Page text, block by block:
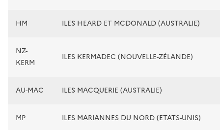
HM ILES HEARD ET MCDONALD (AUSTRALIE)
NZ-
KERM
ILES KERMADEC (NOUVELLE-ZÉLANDE)
AU-MAC ILES MACQUERIE (AUSTRALIE)
MP ILES MARIANNES DU NORD (ETATS-UNIS)